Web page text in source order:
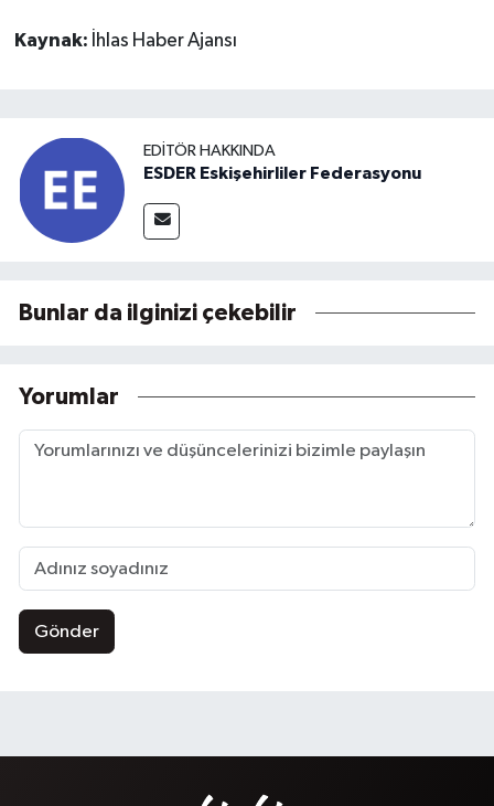
Kaynak: İhlas Haber Ajansı
EDITÖR HAKKINDA
ESDER Eskişehirliler Federasyonu
Bunlar da ilginizi çekebilir
Yorumlar
Gönder